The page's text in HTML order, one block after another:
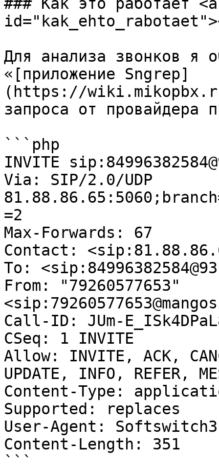
Для анализа звонков я
«[приложение Sngrep]
(https://
запроса от провайдера
```php
INVITE
Via: SIP/2.0/UDP
=2
Max-Forwards: 67
Contact:
To:
From: "79260577653"
Call-ID: JUm-
CSeq: 1 INVITE
Allow: INVITE, ACK,
UPDATE, INFO, REFER,
Content-Type:
Supported: replaces
User-Agent: Softswitch3
Content-Length: 351
```